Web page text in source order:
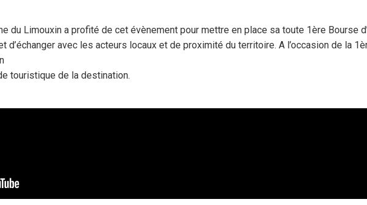
du Limouxin a profité de cet évènement pour mettre en place sa toute 1ère Bourse
avec les acteurs locaux et de proximité du territoire. A l’occasion de la
touristique de la destination.